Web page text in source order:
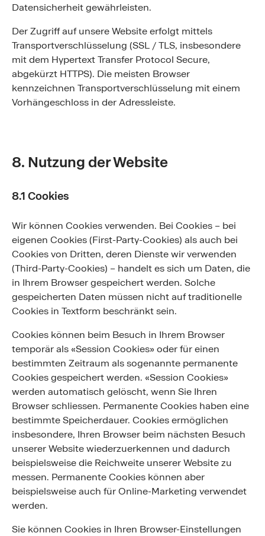
Datensicherheit gewährleisten.
Der Zugriff auf unsere Website erfolgt mittels
Transportverschlüsselung (SSL / TLS, insbesondere
mit dem Hypertext Transfer Protocol Secure,
abgekürzt HTTPS). Die meisten Browser
kennzeichnen Transportverschlüsselung mit einem
Vorhängeschloss in der Adressleiste.
8. Nutzung der Website
8.1 Cookies
Wir können Cookies verwenden. Bei Cookies – bei
eigenen Cookies (First-Party-Cookies) als auch bei
Cookies von Dritten, deren Dienste wir verwenden
(Third-Party-Cookies) – handelt es sich um Daten, die
in Ihrem Browser gespeichert werden. Solche
gespeicherten Daten müssen nicht auf traditionelle
Cookies in Textform beschränkt sein.
Cookies können beim Besuch in Ihrem Browser
temporär als «Session Cookies» oder für einen
bestimmten Zeitraum als sogenannte permanente
Cookies gespeichert werden. «Session Cookies»
werden automatisch gelöscht, wenn Sie Ihren
Browser schliessen. Permanente Cookies haben eine
bestimmte Speicherdauer. Cookies ermöglichen
insbesondere, Ihren Browser beim nächsten Besuch
unserer Website wiederzuerkennen und dadurch
beispielsweise die Reichweite unserer Website zu
messen. Permanente Cookies können aber
beispielsweise auch für Online-Marketing verwendet
werden.
Sie können Cookies in Ihren Browser-Einstellungen